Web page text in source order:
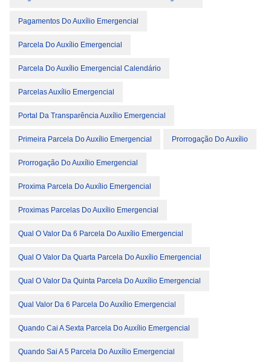
Pagamentos Do Auxílio Emergencial
Parcela Do Auxílio Emergencial
Parcela Do Auxílio Emergencial Calendário
Parcelas Auxílio Emergencial
Portal Da Transparência Auxílio Emergencial
Primeira Parcela Do Auxílio Emergencial Prorrogação Do Auxílio
Prorrogação Do Auxílio Emergencial
Proxima Parcela Do Auxílio Emergencial
Proximas Parcelas Do Auxílio Emergencial
Qual O Valor Da 6 Parcela Do Auxílio Emergencial
Qual O Valor Da Quarta Parcela Do Auxílio Emergencial
Qual O Valor Da Quinta Parcela Do Auxílio Emergencial
Qual Valor Da 6 Parcela Do Auxílio Emergencial
Quando Cai A Sexta Parcela Do Auxílio Emergencial
Quando Sai A 5 Parcela Do Auxílio Emergencial